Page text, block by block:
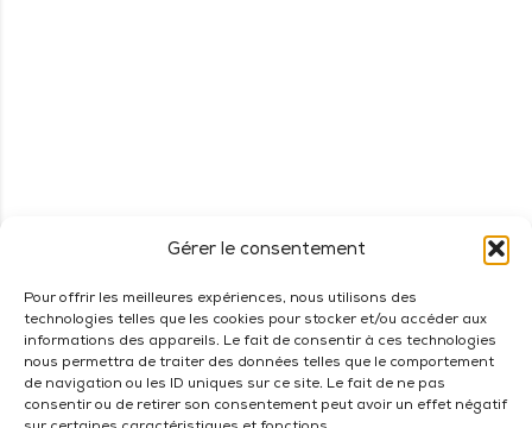
Gérer le consentement
Pour offrir les meilleures expériences, nous utilisons des
technologies telles que les cookies pour stocker et/ou accéder aux
informations des appareils. Le fait de consentir à ces technologies
nous permettra de traiter des données telles que le comportement
de navigation ou les ID uniques sur ce site. Le fait de ne pas
consentir ou de retirer son consentement peut avoir un effet négatif